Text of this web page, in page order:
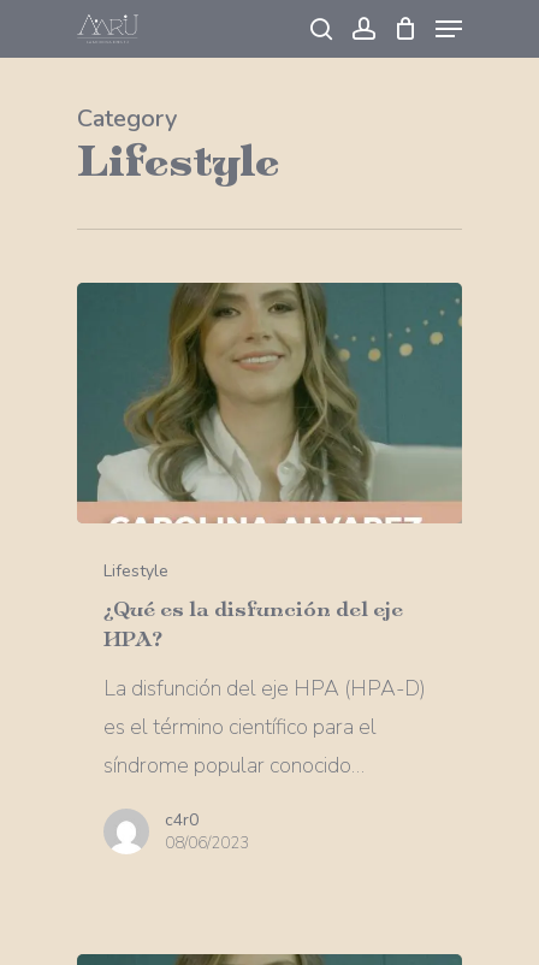
to
Category
Lifestyle
Lifestyle
¿Qué es la disfunción del eje
HPA?
La disfunción del eje HPA (HPA-D)
es el término científico para el
síndrome popular conocido…
c4r0
08/06/2023